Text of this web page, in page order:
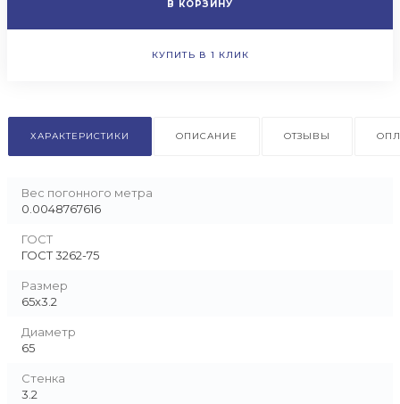
В КОРЗИНУ
КУПИТЬ В 1 КЛИК
ХАРАКТЕРИСТИКИ ОПИСАНИЕ ОТЗЫВЫ
Вес погонного метра
0.0048767616
ГОСТ
ГОСТ 3262-75
Размер
65x3.2
Диаметр
65
Стенка
3.2